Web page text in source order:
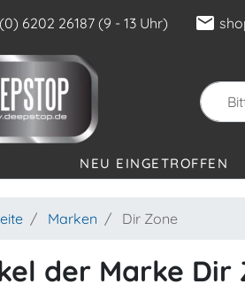
6202 26187 (9 - 13 Uhr) mail
NEU EINGETROFFEN
Marken Dir Zone
der Marke Dir